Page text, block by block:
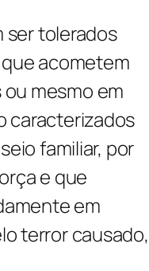
ser tolerados
acometem
mesmo em
caracterizados
familiar, por
e que
em
terror causado,